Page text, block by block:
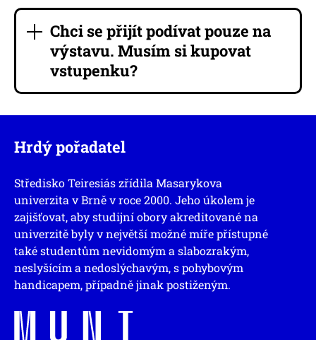
Chci se přijít podívat pouze na
výstavu. Musím si kupovat
vstupenku?
Hrdý pořadatel
Středisko Teiresiás zřídila Masarykova
univerzita v Brně v roce 2000. Jeho úkolem je
zajišťovat, aby studijní obory akreditované na
univerzitě byly v největší možné míře přístupné
také studentům nevidomým a slabozrakým,
neslyšícím a nedoslýchavým, s pohybovým
handicapem, případně jinak postiženým.